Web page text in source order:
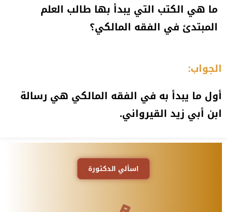
ما هي الكتب التي يبدأ بها طالب العلم
المبتدئ في الفقه المالكي؟
الجواب:
أول ما يبدأ به في الفقه المالكي هي رسالة
ابن أبي زيد القيرواني.
اسألي الدكتورة